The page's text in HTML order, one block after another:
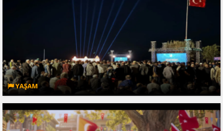
YAŞAM